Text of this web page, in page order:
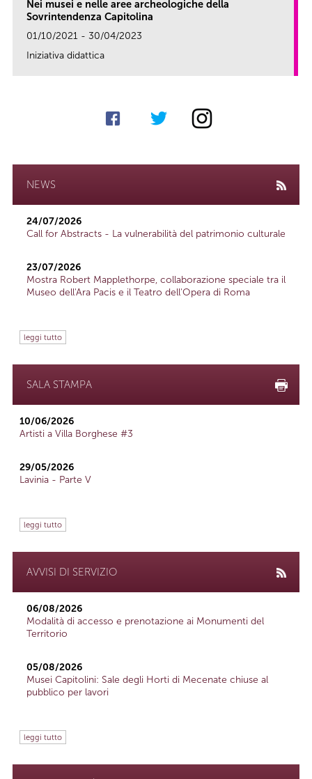
Nei musei e nelle aree archeologiche della
Sovrintendenza Capitolina
01/10/2021 - 30/04/2023
Iniziativa didattica
NEWS
24/07/2026
Call for Abstracts - La vulnerabilità del patrimonio culturale
23/07/2026
Mostra Robert Mapplethorpe, collaborazione speciale tra il
Museo dell'Ara Pacis e il Teatro dell'Opera di Roma
leggi tutto
SALA STAMPA
10/06/2026
Artisti a Villa Borghese #3
29/05/2026
Lavinia - Parte V
leggi tutto
AVVISI DI SERVIZIO
06/08/2026
Modalità di accesso e prenotazione ai Monumenti del
Territorio
05/08/2026
Musei Capitolini: Sale degli Horti di Mecenate chiuse al
pubblico per lavori
leggi tutto